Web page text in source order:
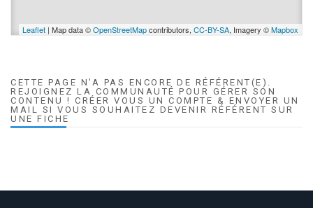
Leaflet | Map data ©OpenStreetMapcontributors, CC-BY-SA, Imagery ©Mapbox
CETTE PAGE N'A PAS ENCORE DE RÉFÉRENT(E).
REJOIGNEZ LA COMMUNAUTÉ POUR GÉRER SON
CONTENU ! CRÉER VOUS UN COMPTE & ENVOYER UN
MAIL SI VOUS SOUHAITEZ DEVENIR RÉFÉRENT SUR
UNE FICHE